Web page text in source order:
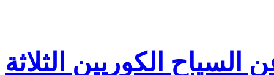
السياح الكوريين الثلاثة